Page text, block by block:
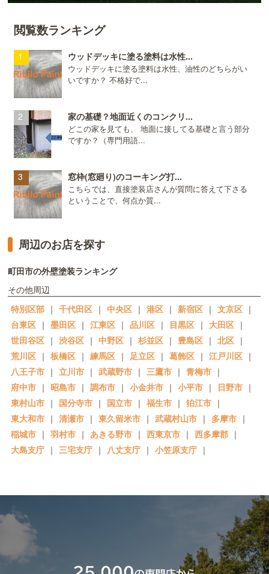
閲覧数ランキング
ウッドデッキに塗る塗料は水性...
ウッドデッキに塗る塗料は水性、油性のどちらがい
いですか？ 不格好で...
家の基礎？地面近くのコンクリ...
どこの家を見ても、 地面に接してる基礎と言う部分
ですか？（専門用語...
窓枠(窓廻り)のコーキング打...
こちらでは、直接塗装店さんが質問に答えて下さる
ということで、何点か質...
周辺のお店を探す
町田市の外壁塗装ランキング
その他周辺
特別区部 ｜ 千代田区 ｜ 中央区 ｜ 港区 ｜ 新宿区 ｜ 文京区 ｜
台東区 ｜ 墨田区 ｜ 江東区 ｜ 品川区 ｜ 目黒区 ｜ 大田区 ｜
世田谷区 ｜ 渋谷区 ｜ 中野区 ｜ 杉並区 ｜ 豊島区 ｜ 北区 ｜
荒川区 ｜ 板橋区 ｜ 練馬区 ｜ 足立区 ｜ 葛飾区 ｜ 江戸川区 ｜
八王子市 ｜ 立川市 ｜ 武蔵野市 ｜ 三鷹市 ｜ 青梅市 ｜
府中市 ｜ 昭島市 ｜ 調布市 ｜ 小金井市 ｜ 小平市 ｜ 日野市 ｜
東村山市 ｜ 国分寺市 ｜ 国立市 ｜ 福生市 ｜ 狛江市 ｜
東大和市 ｜ 清瀬市 ｜ 東久留米市 ｜ 武蔵村山市 ｜ 多摩市 ｜
稲城市 ｜ 羽村市 ｜ あきる野市 ｜ 西東京市 ｜ 西多摩郡 ｜
大島支庁 ｜ 三宅支庁 ｜ 八丈支庁 ｜ 小笠原支庁 ｜